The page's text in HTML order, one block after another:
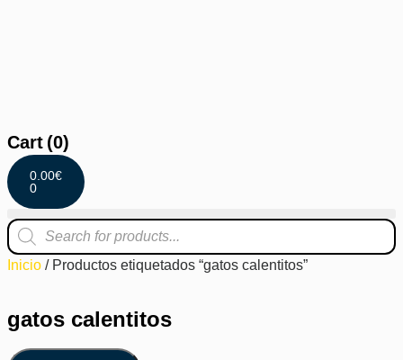
Cart (0)
0.00€
0
Inicio / Productos etiquetados “gatos calentitos”
gatos calentitos